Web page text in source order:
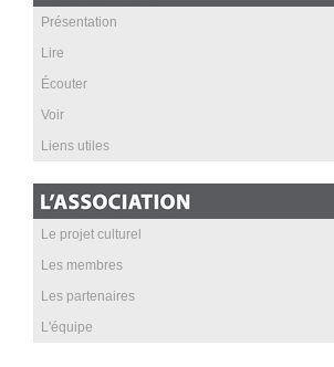
Présentation
Lire
Écouter
Voir
Liens utiles
Le projet culturel
Les membres
Les partenaires
L'équipe